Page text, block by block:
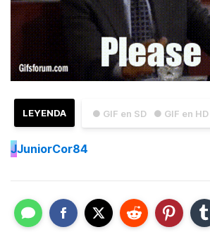
● GIF en SD ● GIF en HD
LEYENDA
JJuniorCor84